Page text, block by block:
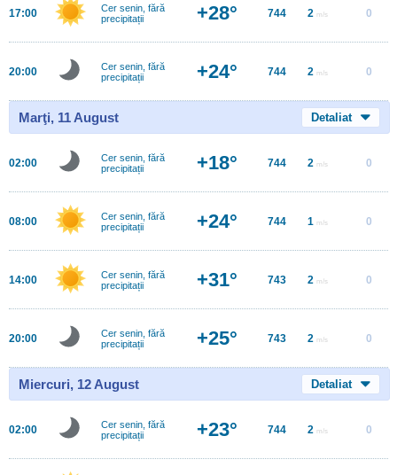
17:00
Cer senin, fără
precipitații
+28° 744 2 m/s 0
20:00
Cer senin, fără
precipitații
+24° 744 2 m/s 0
Marţi, 11 August Detaliat
02:00
Cer senin, fără
precipitații
+18° 744 2 m/s 0
08:00
Cer senin, fără
precipitații
+24° 744 1 m/s 0
14:00
Cer senin, fără
precipitații
+31° 743 2 m/s 0
20:00
Cer senin, fără
precipitații
+25° 743 2 m/s 0
Miercuri, 12 August Detaliat
02:00
Cer senin, fără
precipitații
+23° 744 2 m/s 0